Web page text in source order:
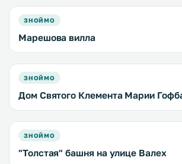
ЗНОЙМО
Марешова вилла
ЗНОЙМО
Дом Святого Клемента Марии
ЗНОЙМО
"Толстая" башня на улице Валех